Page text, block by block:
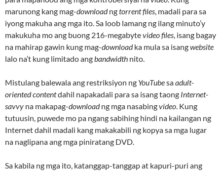
marunong kang mag-downloadngtorrent files, madali para sa
iyong makuha ang mga ito. Sa loob lamang ng ilang minuto’y
makukuha mo ang buong 216-megabytevideo files, isang bagay
na mahirap gawin kung mag-downloadka mula sa isangwebsite
lalo na’t kung limitado angbandwidth nito.
Mistulang balewala ang restriksiyon ng YouTubesaadult-
oriented contentdahil napakadali para sa isang taong Internet-
savvy na makapag-downloadng mga nasabingvideo. Kung
tutuusin, puwede mo pa ngang sabihing hindi na kailangan ng
Internet dahil madali kang makakabili ng kopya sa mga lugar
na naglipana ang mga piniratang DVD.
Sa kabila ng mga ito, katanggap-tanggap at kapuri-puri ang